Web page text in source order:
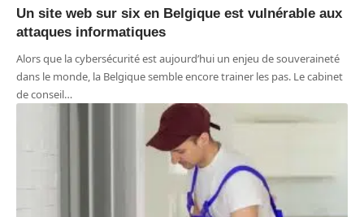
Un site web sur six en Belgique est vulnérable aux
attaques informatiques
Alors que la cybersécurité est aujourd’hui un enjeu de souveraineté
dans le monde, la Belgique semble encore trainer les pas. Le cabinet
de conseil…